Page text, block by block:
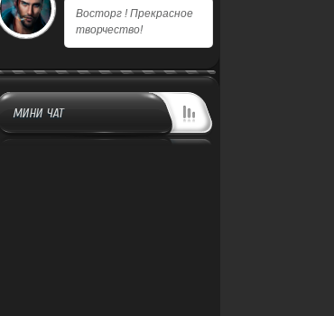
Восторг ! Прекрасное
творчество!
МИНИ ЧАТ